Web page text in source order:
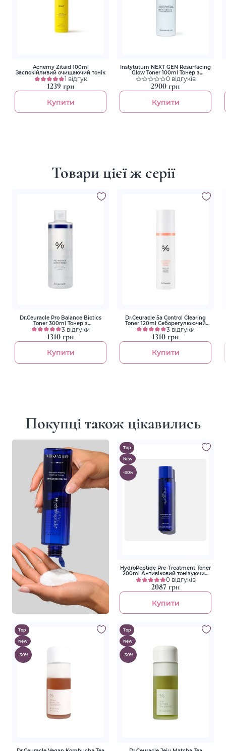
Acnemy Zitaid 100ml
Заспокійливий очищаючий тонік
1 відгук
1239 грн
Купити
Instytutum NEXT GEN Resurfacing
Glow Toner 100ml Тонер з
гліколевою кислотою
0 відгуків
2900 грн
Купити
Товари цієї ж серії
Dr.Ceuracle Pro Balance Biotics
Toner 300ml Тонер з
пробіотиками
3 відгуки
1310 грн
Купити
Dr.Ceuracle 5a Control Clearing
Toner 120ml Себорегулюючий
тонер для проблемної шкіри
3 відгуки
1310 грн
Купити
Покупці також цікавились
Top
New
-30%
HydroPeptide Pre-Treatment Toner
200ml Антивіковий тонізуючий
лосьйон0 відгуків
2087 грн
Купити
Top
New
-30%
Top
New
-30%